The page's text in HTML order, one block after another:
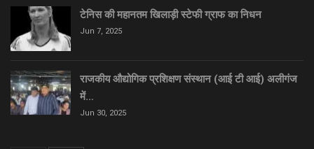
टेनिस की महानतम खिलाड़ी स्टेफी ग्राफ का निधन
Jun 7, 2025
राजकीय औद्योगिक प्रशिक्षण संस्थान (आई टी आई) अलीगंज
में…
Jun 30, 2025